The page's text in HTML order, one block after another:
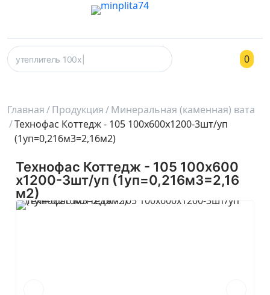
0
Главная Продукция
Минеральная (каменная) вата
Технофас Коттедж - 105 100х600х1200-3шт/уп
(1уп=0,216м3=2,16м2)
Технофас Коттедж - 105 100х600
х1200-3шт/уп (1уп=0,216м3=2,16
м2)